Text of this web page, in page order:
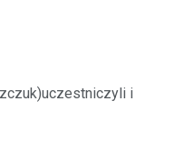
i